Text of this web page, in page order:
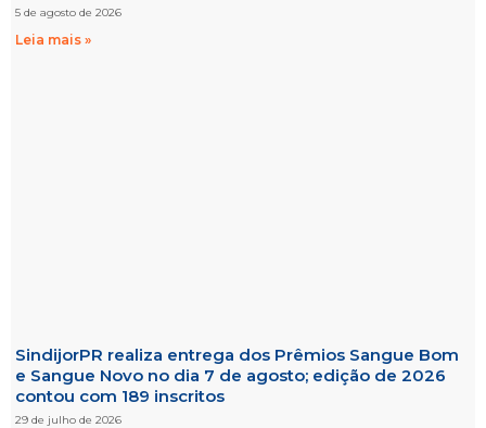
5 de agosto de 2026
Leia mais »
SindijorPR realiza entrega dos Prêmios Sangue Bom
e Sangue Novo no dia 7 de agosto; edição de 2026
contou com 189 inscritos
29 de julho de 2026